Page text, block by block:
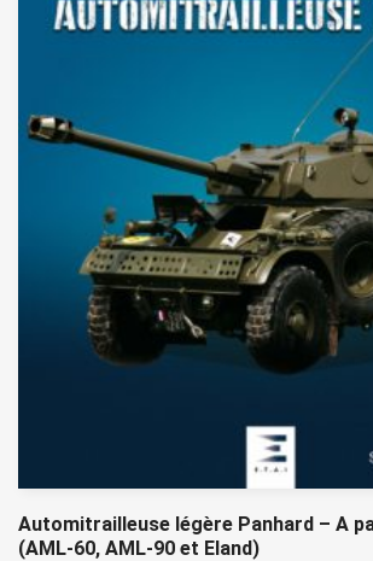
Automitrailleuse légère Panhard – A
(AML-60, AML-90 et Eland)